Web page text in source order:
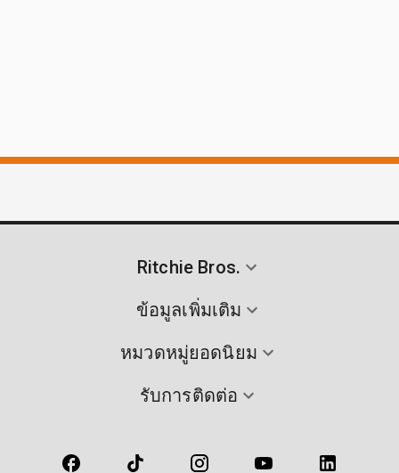
Ritchie Bros.
ข้อมูลเพิ่มเติม
หมวดหมู่ยอดนิยม
รับการติดต่อ